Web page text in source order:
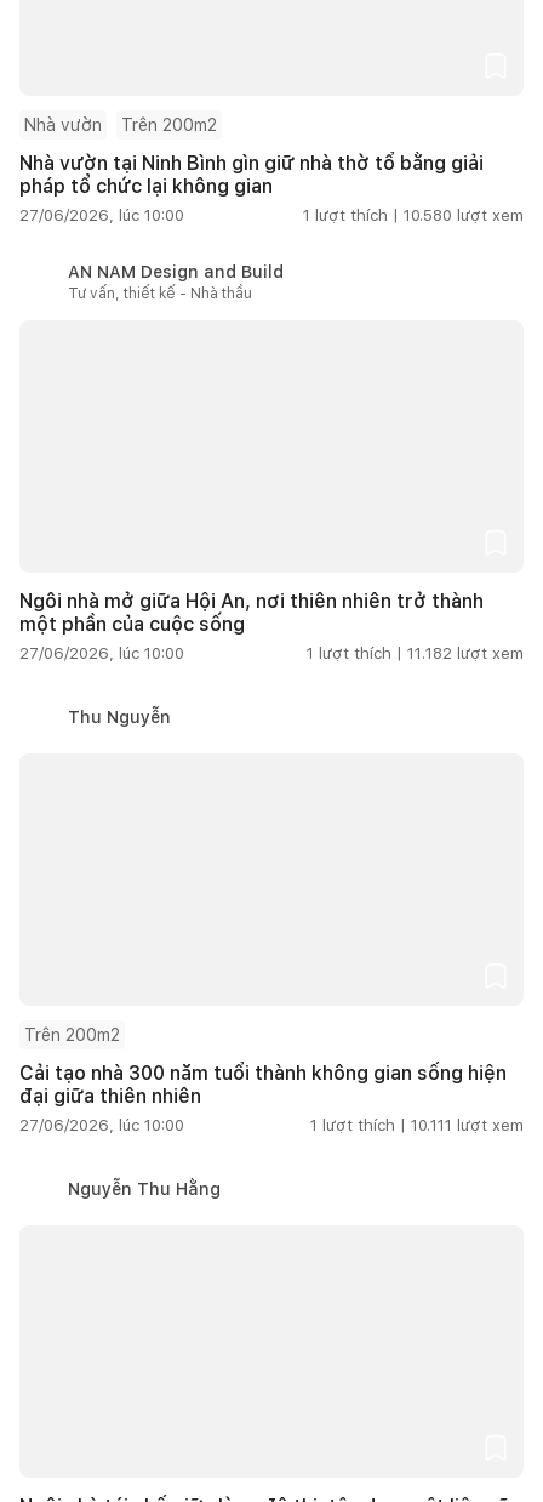
Nhà vườn Trên 200m2
Nhà vườn tại Ninh Bình gìn giữ nhà thờ tổ bằng giải
pháp tổ chức lại không gian
27/06/2026, lúc 10:00 1 lượt thích | 10.580 lượt xem
AN NAM Design and Build
Tư vấn, thiết kế - Nhà thầu
Ngôi nhà mở giữa Hội An, nơi thiên nhiên trở thành
một phần của cuộc sống
27/06/2026, lúc 10:00 1 lượt thích | 11.182 lượt xem
Thu Nguyễn
Trên 200m2
Cải tạo nhà 300 năm tuổi thành không gian sống hiện
đại giữa thiên nhiên
27/06/2026, lúc 10:00 1 lượt thích | 10.111 lượt xem
Nguyễn Thu Hằng